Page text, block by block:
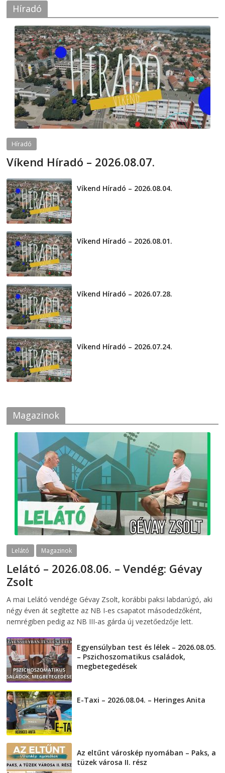
Híradó
Híradó
Víkend Híradó – 2026.08.07.
Víkend Híradó – 2026.08.04.
Víkend Híradó – 2026.08.01.
Víkend Híradó – 2026.07.28.
Víkend Híradó – 2026.07.24.
Magazinok
Lelátó Magazinok
Lelátó – 2026.08.06. – Vendég: Gévay
Zsolt
A mai Lelátó vendége Gévay Zsolt, korábbi paksi labdarúgó, aki
négy éven át segítette az NB I-es csapatot másodedzőként,
nemrégiben pedig az NB III-as gárda új vezetőedzője lett.
Egyensúlyban test és lélek – 2026.08.05.
– Pszichoszomatikus családok,
megbetegedések
E-Taxi – 2026.08.04. – Heringes Anita
Az eltűnt városkép nyomában – Paks, a
tüzek városa II. rész